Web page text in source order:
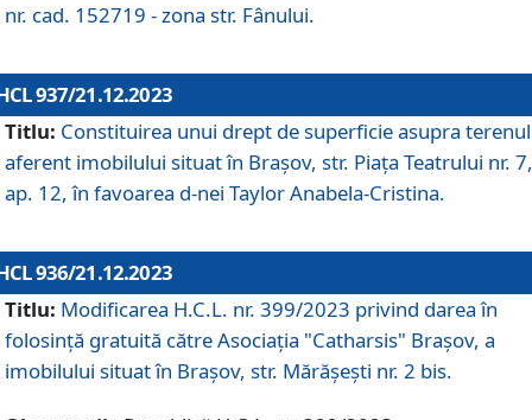
nr. cad. 152719 - zona str. Fânului.
937/21.12.2023
Titlu: Constituirea unui drept de superficie asupra
aferent imobilului situat în Brașov, str. Piața Teatrului nr. 7,
ap. 12, în favoarea d-nei Taylor Anabela-Cristina.
936/21.12.2023
Titlu: Modificarea H.C.L. nr. 399/2023 privind darea în
folosinţă gratuită către Asociaţia "Catharsis" Brașov, a
imobilului situat în Braşov, str. Mărăşeşti nr. 2 bis.